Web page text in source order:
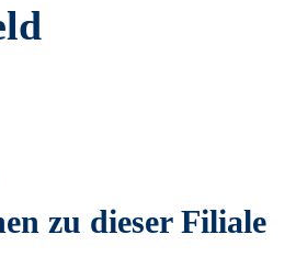
zu dieser Filiale